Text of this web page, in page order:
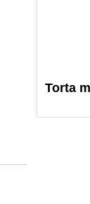
Torta